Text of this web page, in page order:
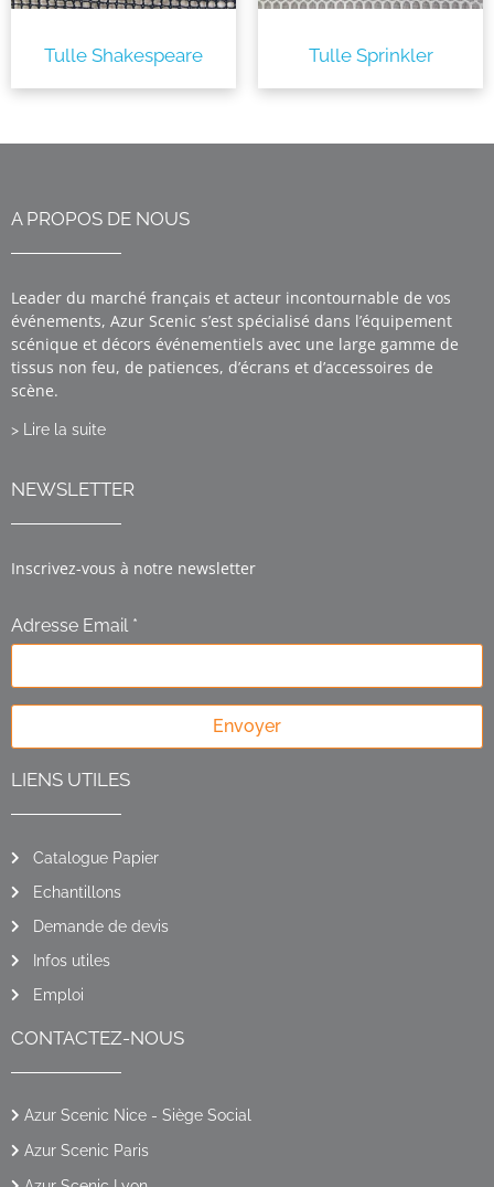
Tulle Shakespeare Tulle Sprinkler
A PROPOS DE NOUS
Leader du marché français et acteur incontournable de vos
événements, Azur Scenic s’est spécialisé dans l’équipement
scénique et décors événementiels avec une large gamme de
tissus non feu, de patiences, d’écrans et d’accessoires de
scène.
> Lire la suite
NEWSLETTER
Inscrivez-vous à notre newsletter
Adresse Email *
Envoyer
LIENS UTILES
Catalogue Papier
Echantillons
Demande de devis
Infos utiles
Emploi
CONTACTEZ-NOUS
Azur Scenic Nice - Siège Social
Azur Scenic Paris